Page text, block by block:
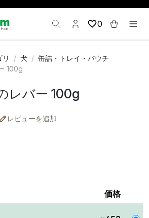
0
犬
缶詰・トレイ・パウチ
100g
レバー 100g
レビューを追加
価格